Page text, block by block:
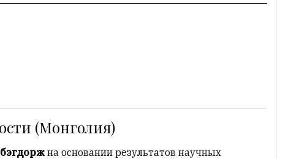
(Монголия)
на основании результатов научных